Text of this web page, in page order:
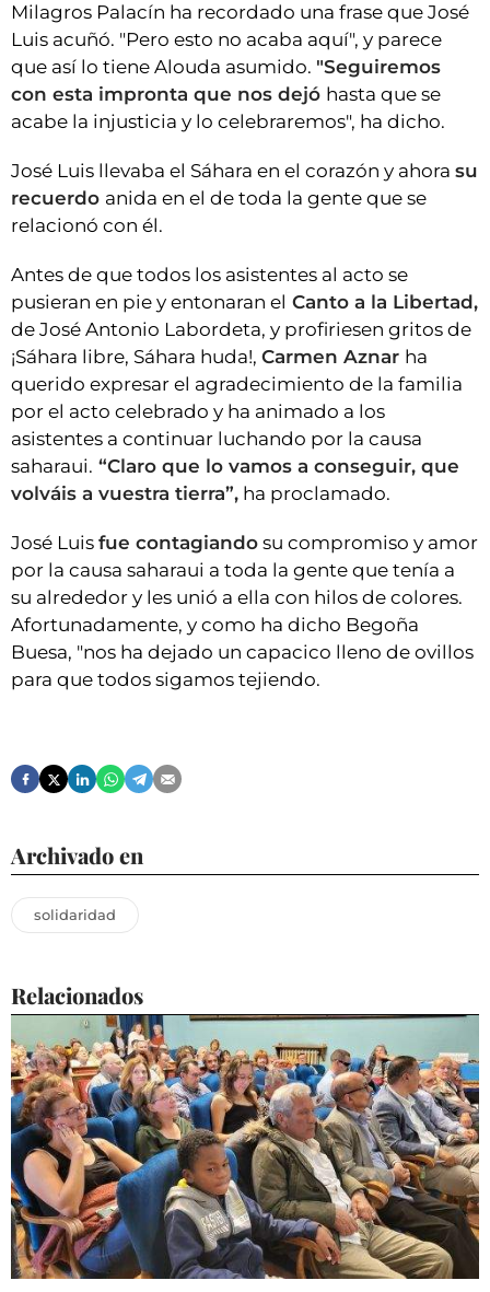
Milagros Palacín ha recordado una frase que José
Luis acuñó. "Pero esto no acaba aquí", y parece
que así lo tiene Alouda asumido. "Seguiremos
con esta impronta que nos dejó hasta que se
acabe la injusticia y lo celebraremos", ha dicho.
José Luis llevaba el Sáhara en el corazón y ahora su
recuerdo anida en el de toda la gente que se
relacionó con él.
Antes de que todos los asistentes al acto se
pusieran en pie y entonaran el Canto a la Libertad,
de José Antonio Labordeta, y profiriesen gritos de
¡Sáhara libre, Sáhara huda!, Carmen Aznar ha
querido expresar el agradecimiento de la familia
por el acto celebrado y ha animado a los
asistentes a continuar luchando por la causa
saharaui. “Claro que lo vamos a conseguir, que
volváis a vuestra tierra”, ha proclamado.
José Luis fue contagiando su compromiso y amor
por la causa saharaui a toda la gente que tenía a
su alrededor y les unió a ella con hilos de colores.
Afortunadamente, y como ha dicho Begoña
Buesa, "nos ha dejado un capacico lleno de ovillos
para que todos sigamos tejiendo.
Archivado en
solidaridad
Relacionados